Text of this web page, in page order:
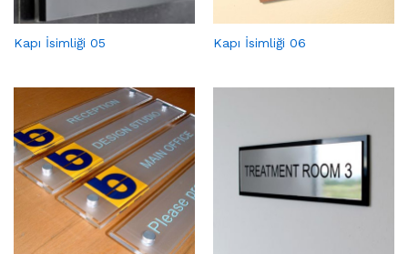
Kapı İsimliği 05 Kapı İsimliği 06